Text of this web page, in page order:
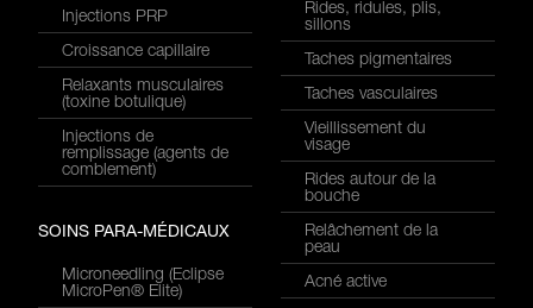
Injections PRP
Croissance capillaire
Relaxants musculaires
(toxine botulique)
Injections de
remplissage (agents de
comblement)
SOINS PARA-MÉDICAUX
Microneedling (Eclipse
MicroPen® Elite)
Rides, ridules, plis,
sillons
Taches pigmentaires
Taches vasculaires
Vieillissement du
visage
Rides autour de la
bouche
Relâchement de la
peau
Acné active